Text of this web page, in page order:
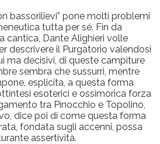
bassorilievi” pone molti problemi
tutta per sé. Fin da
cantica, Dante Alighieri volle
descrivere il Purgatorio valendosi
ma decisivi, di queste campiture
sembra che sussurri, mentre
esplicita, a questa forma
esoterici e ossimorica forza
tra Pinocchio e Topolino,
dice poi di come questa forma
fondata sugli accenni, possa
assertività.